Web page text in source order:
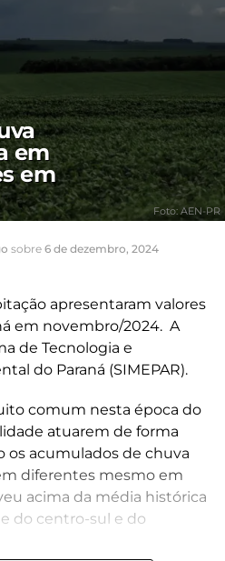
em
em
Foto: AEN-PR
sobre 6 de dezembro, 2024
apresentaram valores
em novembro/2024. A
de Tecnologia e
do Paraná (SIMEPAR).
comum nesta época do
atuarem de forma
os acumulados de chuva
diferentes mesmo em
acima da média histórica
do centro-sul e do